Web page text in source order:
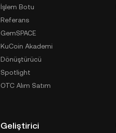
İşlem Botu
Referans
GemSPACE
KuCoin Akademi
Dönüştürücü
Spotlight
OTC Alım Satım
Geliştirici